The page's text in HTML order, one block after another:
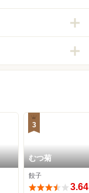
3
むつ菊
餃子
3.64